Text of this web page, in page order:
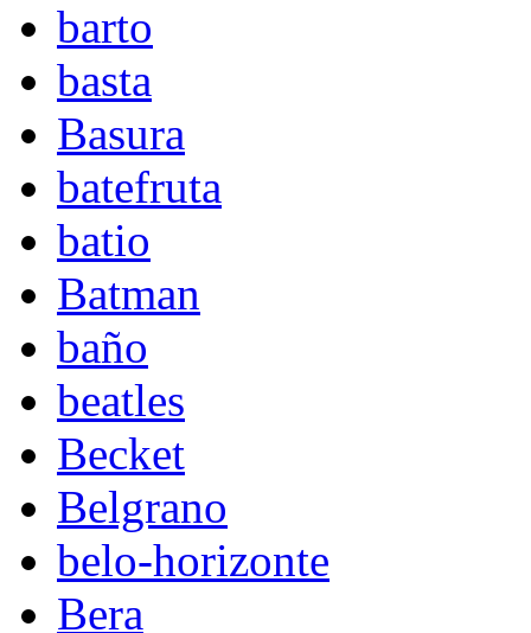
barto
basta
Basura
batefruta
batio
Batman
baño
beatles
Becket
Belgrano
belo-horizonte
Bera